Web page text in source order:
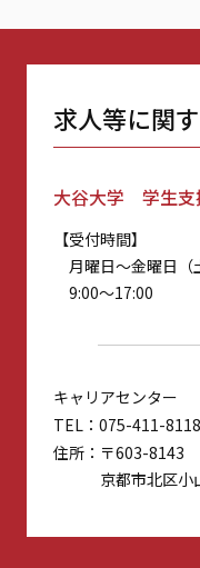
求人等に関
大谷大学 学生支
【受付時間】
月曜日～金曜日（
9:00～17:00
キャリアセンター
TEL
075-411-8118
住所
〒603-8143
京都市北区小